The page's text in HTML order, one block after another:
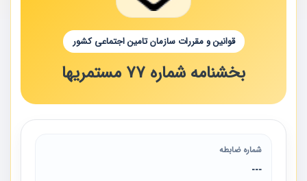
قوانین و مقررات سازمان تامین اجتماعی کشور
بخشنامه شماره 77 مستمریها
شماره ضابطه
---